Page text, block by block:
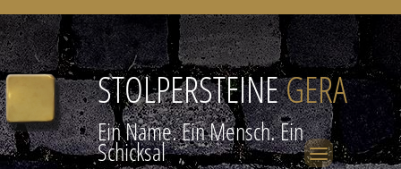
STOLPERSTEINEGERA
Ein Name. Ein Mensch. Ein
Schicksal